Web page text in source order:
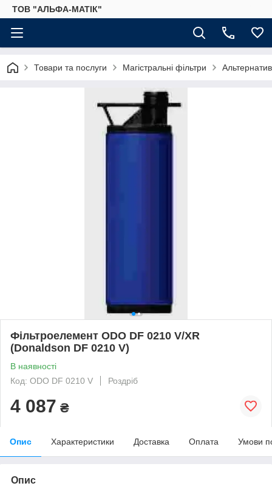
ТОВ "АЛЬФА-МАТІК"
Товари та послуги Магістральні фільтри
Фільтроелемент ODO DF 0210 V/XR
(Donaldson DF 0210 V)
В наявності
Код: ODO DF 0210 V
Роздріб
4 087 ₴
Опис Характеристики Доставка Оплата Умови
Опис